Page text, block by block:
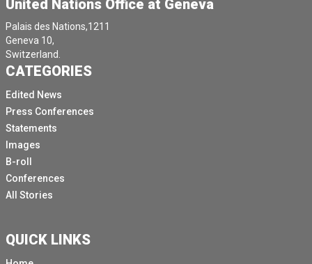
United Nations Office at Geneva
Palais des Nations,1211
Geneva 10,
Switzerland.
CATEGORIES
Edited News
Press Conferences
Statements
Images
B-roll
Conferences
All Stories
QUICK LINKS